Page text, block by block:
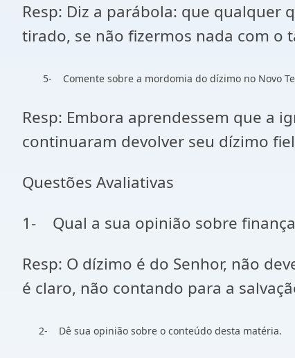
Resp: Diz a parábola: que qualquer
tirado, se não fizermos nada com o
5- Comente sobre a mordomia do dízimo no Novo
Resp: Embora aprendessem que a
continuaram devolver seu dízimo
Questões Avaliativas
1- Qual a sua opinião sobre
Resp: O dízimo é do Senhor, não
é claro, não contando para a
2- Dê sua opinião sobre o conteúdo desta matéria.